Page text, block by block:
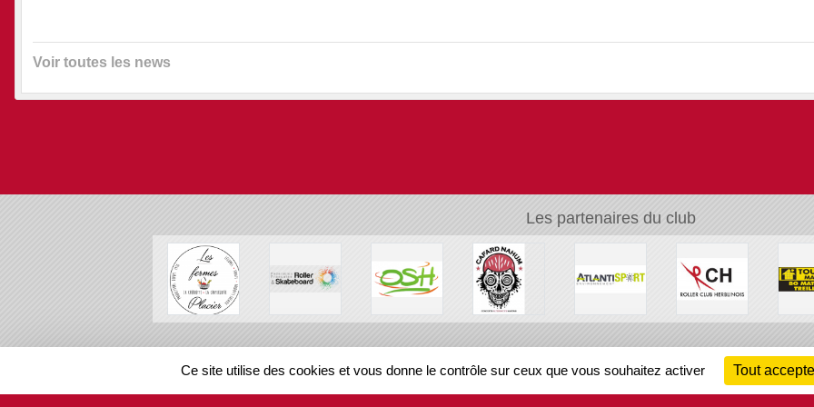
Voir toutes les news
Les partenaires du club
REGIONS
Ce site utilise des cookies et vous donne le contrôle sur ceux que vous souhaitez activer Tout